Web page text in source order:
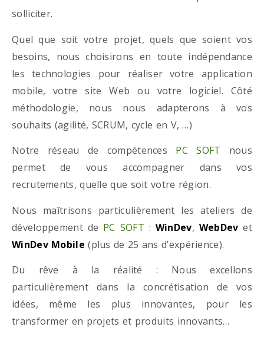
solliciter.
Quel que soit votre projet, quels que soient vos
besoins, nous choisirons en toute indépendance
les technologies pour réaliser votre application
mobile, votre site Web ou votre logiciel. Côté
méthodologie, nous nous adapterons à vos
souhaits (agilité, SCRUM, cycle en V, …)
Notre réseau de compétences PC SOFT nous
permet de vous accompagner dans vos
recrutements, quelle que soit votre région.
Nous maîtrisons particulièrement les ateliers de
développement de PC SOFT : WinDev, WebDev et
WinDev Mobile (plus de 25 ans d’expérience).
Du rêve à la réalité : Nous excellons
particulièrement dans la concrétisation de vos
idées, même les plus innovantes, pour les
transformer en projets et produits innovants…